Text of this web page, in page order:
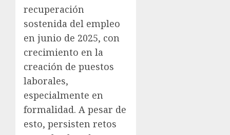
recuperación
sostenida del empleo
en junio de 2025, con
crecimiento en la
creación de puestos
laborales,
especialmente en
formalidad. A pesar de
esto, persisten retos